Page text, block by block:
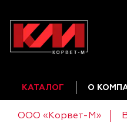
КАТАЛОГ О
ООО «Корвет-М»